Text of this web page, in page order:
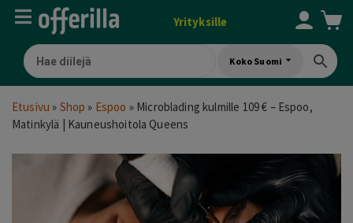
Yrityksille
Koko Suomi
Etusivu » Shop » Espoo » Microblading kulmille 109 € – Espoo,
Matinkylä | Kauneushoitola Queens